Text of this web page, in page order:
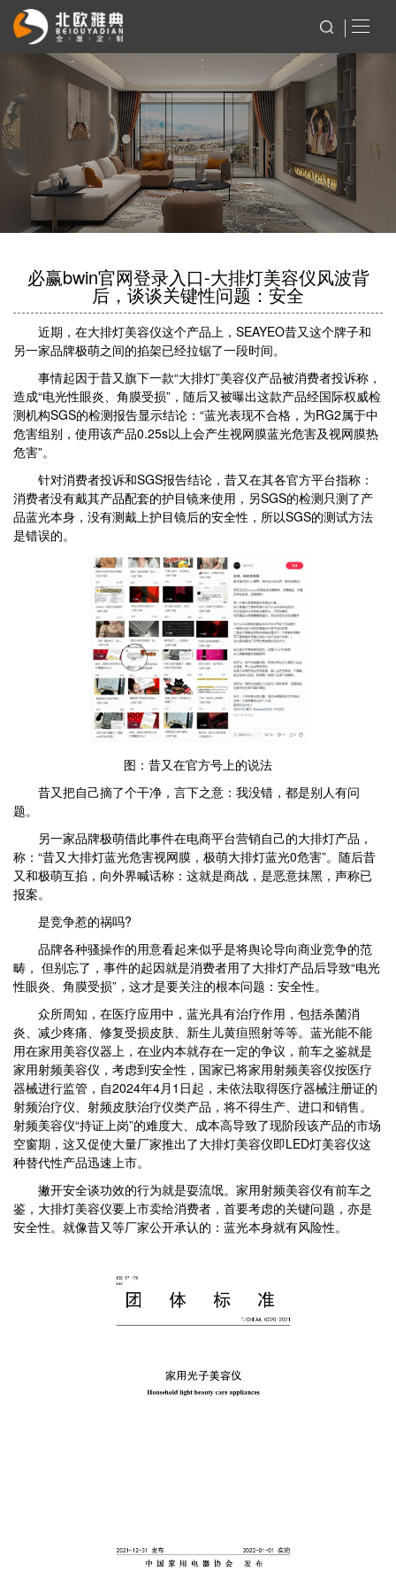
必赢bwin官网登录入口-大排灯美容仪风波背
后，谈谈关键性问题：安全
近期，在大排灯美容仪这个产品上，SEAYEO昔又这个牌子和
另一家品牌极萌之间的掐架已经拉锯了一段时间。
事情起因于昔又旗下一款“大排灯”美容仪产品被消费者投诉称，
造成“电光性眼炎、角膜受损”，随后又被曝出这款产品经国际权威检
测机构SGS的检测报告显示结论：“蓝光表现不合格，为RG2属于中
危害组别，使用该产品0.25s以上会产生视网膜蓝光危害及视网膜热
危害”。
针对消费者投诉和SGS报告结论，昔又在其各官方平台指称：
消费者没有戴其产品配套的护目镜来使用，另SGS的检测只测了产
品蓝光本身，没有测戴上护目镜后的安全性，所以SGS的测试方法
是错误的。
图：昔又在官方号上的说法
昔又把自己摘了个干净，言下之意：我没错，都是别人有问
题。
另一家品牌极萌借此事件在电商平台营销自己的大排灯产品，
称：“昔又大排灯蓝光危害视网膜，极萌大排灯蓝光0危害”。随后昔
又和极萌互掐，向外界喊话称：这就是商战，是恶意抹黑，声称已
报案。
是竞争惹的祸吗?
品牌各种骚操作的用意看起来似乎是将舆论导向商业竞争的范
畴， 但别忘了，事件的起因就是消费者用了大排灯产品后导致“电光
性眼炎、角膜受损”，这才是要关注的根本问题：安全性。
众所周知，在医疗应用中，蓝光具有治疗作用，包括杀菌消
炎、减少疼痛、修复受损皮肤、新生儿黄疸照射等等。蓝光能不能
用在家用美容仪器上，在业内本就存在一定的争议，前车之鉴就是
家用射频美容仪，考虑到安全性，国家已将家用射频美容仪按医疗
器械进行监管，自2024年4月1日起，未依法取得医疗器械注册证的
射频治疗仪、射频皮肤治疗仪类产品，将不得生产、进口和销售。
射频美容仪“持证上岗”的难度大、成本高导致了现阶段该产品的市场
空窗期，这又促使大量厂家推出了大排灯美容仪即LED灯美容仪这
种替代性产品迅速上市。
撇开安全谈功效的行为就是耍流氓。家用射频美容仪有前车之
鉴，大排灯美容仪要上市卖给消费者，首要考虑的关键问题，亦是
安全性。就像昔又等厂家公开承认的：蓝光本身就有风险性。